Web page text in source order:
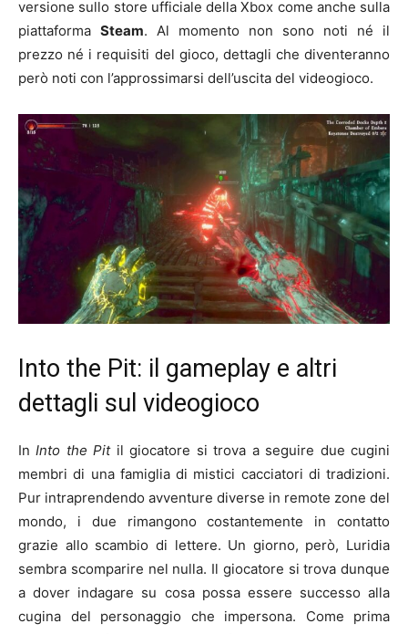
versione sullo store ufficiale della Xbox come anche sulla
piattaforma Steam. Al momento non sono noti né il
prezzo né i requisiti del gioco, dettagli che diventeranno
però noti con l’approssimarsi dell’uscita del videogioco.
Into the Pit: il gameplay e altri
dettagli sul videogioco
InInto the Pit il giocatore si trova a seguire due cugini
membri di una famiglia di mistici cacciatori di tradizioni.
Pur intraprendendo avventure diverse in remote zone del
mondo, i due rimangono costantemente in contatto
grazie allo scambio di lettere. Un giorno, però, Luridia
sembra scomparire nel nulla. Il giocatore si trova dunque
a dover indagare su cosa possa essere successo alla
cugina del personaggio che impersona. Come prima